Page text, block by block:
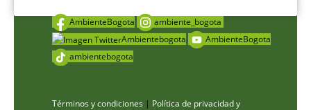
AmbienteBogota
ambiente_bogota
Ambientebogota
AmbienteBogota
ambientebogota
Términos y condiciones | Política de privacidad y